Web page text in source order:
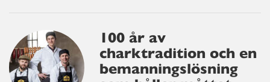
100 år av
charktradition och en
bemanningslösning